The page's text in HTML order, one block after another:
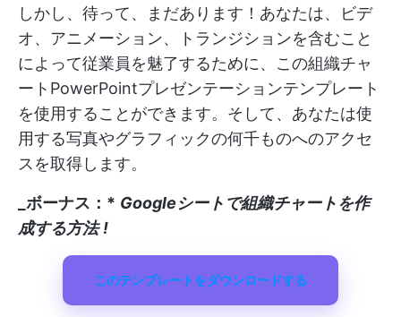
しかし、待って、まだあります！あなたは、ビデ
オ、アニメーション、トランジションを含むこと
によって従業員を魅了するために、この組織チャ
ートPowerPointプレゼンテーションテンプレート
を使用することができます。そして、あなたは使
用する写真やグラフィックの何千ものへのアクセ
スを取得します。
_ボーナス：* Googleシートで組織チャートを作
成する方法 !
このテンプレートをダウンロードする